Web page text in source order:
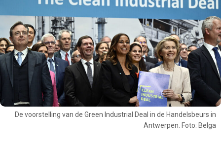
De voorstelling van de Green Industrial Deal in de Handelsbeurs in
Antwerpen. Foto: Belga